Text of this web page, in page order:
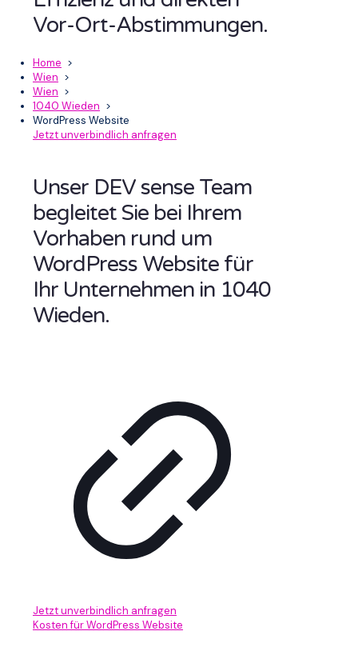
Vor-Ort-Abstimmungen.
Home >
Wien >
Wien >
1040 Wieden >
WordPress Website
Jetzt unverbindlich anfragen
Unser DEV sense Team
begleitet Sie bei Ihrem
Vorhaben rund um
WordPress Website für
Ihr Unternehmen in 1040
Wieden.
Jetzt unverbindlich anfragen
Kosten für WordPress Website